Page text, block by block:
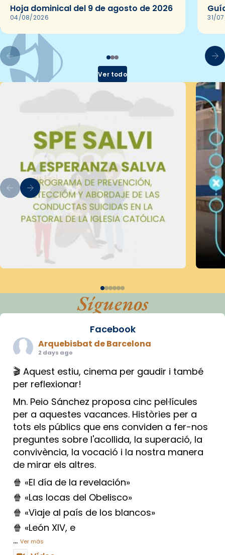
Hoja dominical del 9 de agosto de 2026
04/08/2026 31/
Ver todo
Síguenos
Facebook
Arquebisbat de Barcelona
2 days ago
🎬 Aquest estiu, cinema per gaudir i també
per reflexionar!
Mn. Peio Sánchez proposa cinc pel·lícules
per a aquestes vacances. Històries per a
tots els públics que ens conviden a fer-nos
preguntes sobre l'acollida, la superació, la
convivència, la vocació i la nostra manera
de mirar els altres.
🍿 «El día de la revelación»
🍿 «Las locas del Obelisco»
🍿 «Viaje al país de los blancos»
🍿 «León XIV, e
... Ver más